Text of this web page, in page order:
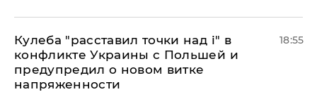
Кулеба "расставил точки над і" в
конфликте Украины с Польшей и
предупредил о новом витке
напряженности
18:55